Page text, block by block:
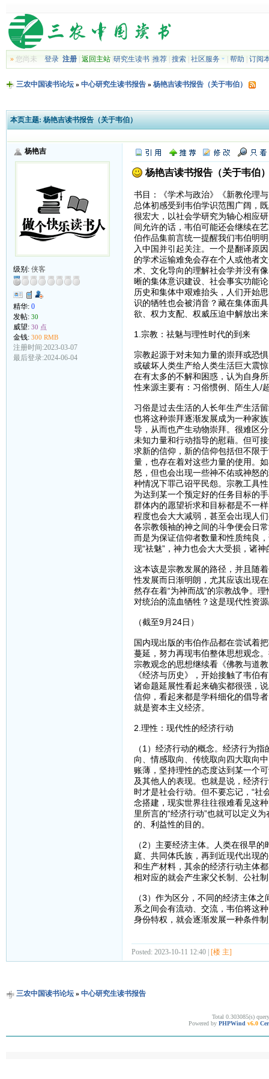
»您尚未 登录 注册| 返回主站| 研究生读书| 推荐| 搜索| 社区服务 帮助 订阅
三农中国读书论坛» 中心研究生读书报告» 杨艳吉读书报告（关于韦伯）
本页主题: 杨艳吉读书报告（关于韦伯）
杨艳吉
级别: 侠客
精华: 0
发帖: 30
威望: 30 点
金钱: 300 RMB
注册时间:2023-03-07
最后登录:2024-06-04
杨艳吉读书报告（关于韦伯
书目：《学术与政治》《新教伦理
总体初感受到韦伯学识范围广阔，
很宏大，以社会学研究为轴心相应
间允许的话，韦伯可能还会继续在
伯作品集前言统一提醒我们韦伯明
入中国并引起关注。一个是翻译原
的学术运输难免会存在个人或他者
术、文化导向的理解社会学并没有
晰的集体意识建设、社会事实功能
历史和集体中艰难抬头，人们开始
识的牺牲也会被消音？藏在集体面
欲、权力支配、权威压迫中解放出
1.宗教：祛魅与理性时代的到来
宗教起源于对未知力量的崇拜或恐
或破坏人类生产给人类生活巨大震
在有太多的不解和困惑，认为自身
性来源主要有：习俗惯例、陌生人/
习俗是过去生活的人长年生产生活
也将这种崇拜逐渐发展成为一种家
导，从而也产生动物崇拜。很难区
未知力量和行动指导的慰藉。但可
求新的信仰，新的信仰包括但不限
量，也存在着对这些力量的使用。
怒，但也会出现一些神不佑或神怒
种情况下罪己诏平民怨。宗教工具
为达到某一个预定好的任务目标的
群体内的愿望祈求和目标都是不一
程度也会大大减弱，甚至会出现人
各宗教领袖的神之间的斗争便会日
而是为保证信仰者数量和性质纯良
现“祛魅”，神力也会大大受损，诸
这本该是宗教发展的路径，并且随
性发展而日渐明朗，尤其应该出现
然存在着“为神而战”的宗教战争。
对统治的流血牺牲？这是现代性资
（截至9月24日）
国内现出版的韦伯作品都在尝试着
蔓延，努力再现韦伯整体思想观念
宗教观念的思想继续看《佛教与道
《经济与历史》，开始接触了韦伯
诸命题延展性看起来确实都很强，
信仰，看起来都是学科细化的倡导
就是资本主义经济。
2.理性：现代性的经济行动
（1）经济行动的概念。经济行为
向、情感取向、传统取向四大取向
账薄，坚持理性的态度达到某一个
及其他人的表现。也就是说，经济
时才是社会行动。但不要忘记，“社
念搭建，现实世界往往很难看见这
里所言的“经济行动”也就可以定义
的、利益性的目的。
（2）主要经济主体。人类在很早
庭、共同体氏族，再到近现代出现
和生产材料，其余的经济行动主体
相对应的就会产生家父长制、公社
（3）作为区分，不同的经济主体
系之间会有流动、交流，韦伯将这
身份特权，就会逐渐发展一种条件
Posted: 2023-10-11 12:40 | [楼 主]
三农中国读书论坛» 中心研究生读书报告
Total 0.303085(s)
Powered by PHPWind v6.0